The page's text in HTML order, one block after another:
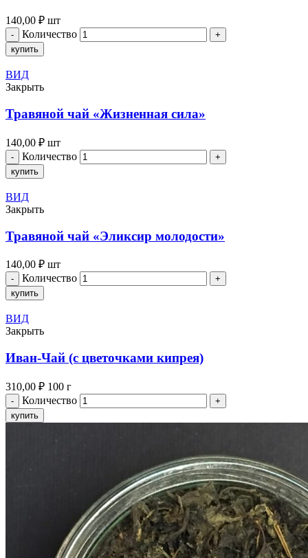
140,00 ₽ шт
Количество
купить
ВИД
Закрыть
Травяной чай «Жизненная сила»
140,00 ₽ шт
Количество
купить
ВИД
Закрыть
Травяной чай «Эликсир молодости»
140,00 ₽ шт
Количество
купить
ВИД
Закрыть
Иван-Чай (с цветочками кипрея)
310,00 ₽ 100 г
Количество
купить